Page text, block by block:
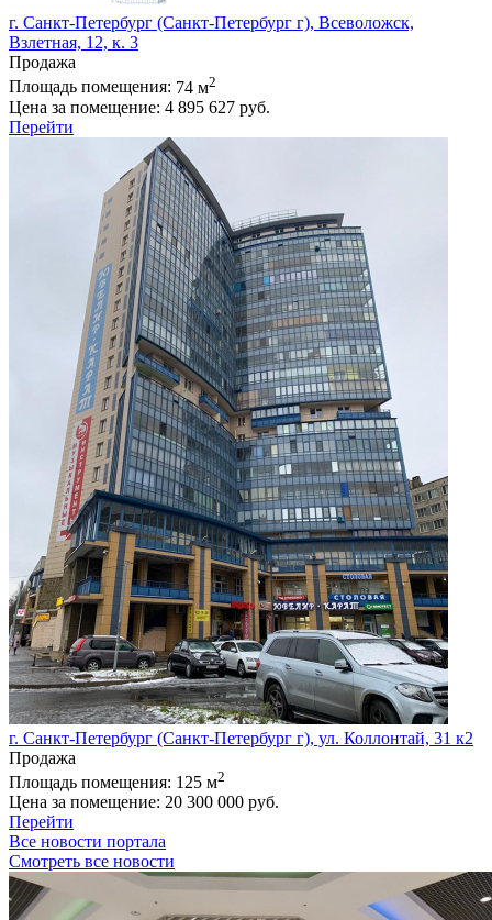
г. Санкт-Петербург (Санкт-Петербург г), Всеволожск,
Взлетная, 12, к. 3
Продажа
Площадь помещения: 74 м2
Цена за помещение: 4 895 627 руб.
Перейти
г. Санкт-Петербург (Санкт-Петербург г), ул. Коллонтай, 31 к2
Продажа
Площадь помещения: 125 м2
Цена за помещение: 20 300 000 руб.
Перейти
Все новости портала
Смотреть все новости